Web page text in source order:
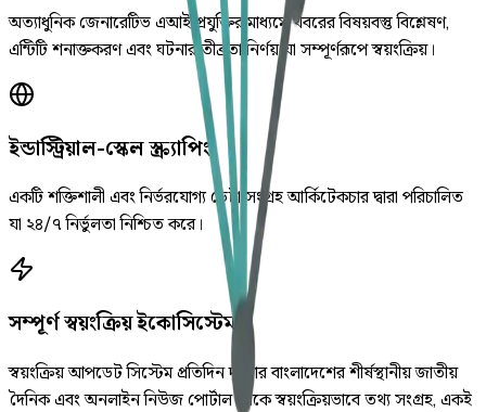
অত্যাধুনিক জেনারেটিভ এআই প্রযুক্তির মাধ্যমে খবরের বিষয়বস্তু বিশ্লেষণ,
এন্টিটি শনাক্তকরণ এবং ঘটনার তীব্রতা নির্ণয় যা সম্পূর্ণরূপে স্বয়ংক্রিয়।
ইন্ডাস্ট্রিয়াল-স্কেল স্ক্র্যাপিং
একটি শক্তিশালী এবং নির্ভরযোগ্য ডেটা সংগ্রহ আর্কিটেকচার দ্বারা পরিচালিত
যা ২৪/৭ নির্ভুলতা নিশ্চিত করে।
সম্পূর্ণ স্বয়ংক্রিয় ইকোসিস্টেম
স্বয়ংক্রিয় আপডেট সিস্টেম প্রতিদিন দুইবার বাংলাদেশের শীর্ষস্থানীয় জাতীয়
দৈনিক এবং অনলাইন নিউজ পোর্টাল থেকে স্বয়ংক্রিয়ভাবে তথ্য সংগ্রহ, একই